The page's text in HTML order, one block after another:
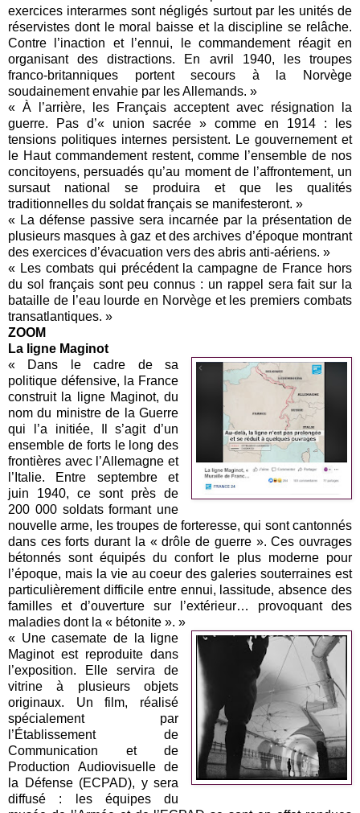
exercices interarmes sont négligés surtout par les unités de
réservistes dont le moral baisse et la discipline se relâche.
Contre l’inaction et l’ennui, le commandement réagit en
organisant des distractions. En avril 1940, les troupes
franco-britanniques portent secours à la Norvège
soudainement envahie par les Allemands. »
« À l’arrière, les Français acceptent avec résignation la
guerre. Pas d’« union sacrée » comme en 1914 : les
tensions politiques internes persistent. Le gouvernement et
le Haut commandement restent, comme l’ensemble de nos
concitoyens, persuadés qu’au moment de l’affrontement, un
sursaut national se produira et que les qualités
traditionnelles du soldat français se manifesteront. »
« La défense passive sera incarnée par la présentation de
plusieurs masques à gaz et des archives d’époque montrant
des exercices d’évacuation vers des abris anti-aériens. »
« Les combats qui précédent la campagne de France hors
du sol français sont peu connus : un rappel sera fait sur la
bataille de l’eau lourde en Norvège et les premiers combats
transatlantiques. »
ZOOM
La ligne Maginot
« Dans le cadre de sa
politique défensive, la France
construit la ligne Maginot, du
nom du ministre de la Guerre
qui l’a initiée, Il s’agit d’un
ensemble de forts le long des
frontières avec l’Allemagne et
l’Italie. Entre septembre et
juin 1940, ce sont près de
200 000 soldats formant une
nouvelle arme, les troupes de forteresse, qui sont cantonnés
dans ces forts durant la « drôle de guerre ». Ces ouvrages
bétonnés sont équipés du confort le plus moderne pour
l’époque, mais la vie au coeur des galeries souterraines est
particulièrement difficile entre ennui, lassitude, absence des
familles et d’ouverture sur l’extérieur… provoquant des
maladies dont la « bétonite ». »
« Une casemate de la ligne
Maginot est reproduite dans
l’exposition. Elle servira de
vitrine à plusieurs objets
originaux. Un film, réalisé
spécialement par
l’Établissement de
Communication et de
Production Audiovisuelle de
la Défense (ECPAD), y sera
diffusé : les équipes du